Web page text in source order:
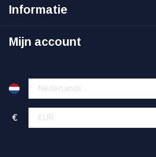
Informatie
Mijn account
€